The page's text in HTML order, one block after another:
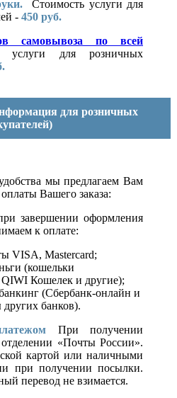
Стоимость услуги для
- 450 руб.
самовывоза по всей
услуги для розничных
для розничных
мы предлагаем Вам
Вашего заказа:
завершении оформления
к оплате:
VISA, Mastercard;
(кошельки
Кошелек и другие);
(Сбербанк-онлайн и
банков).
При получении
«Почты России».
картой или наличными
при получении посылки.
перевод не взимается.